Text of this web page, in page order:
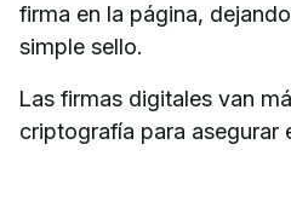
firma en la página,
simple sello.
Las firmas digitales van
criptografía para asegurar